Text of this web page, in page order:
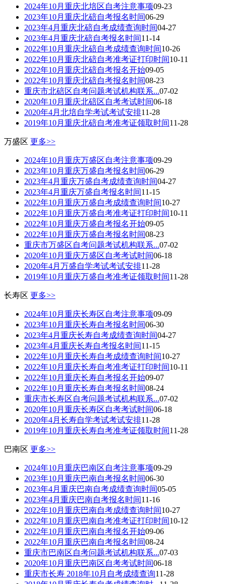
2024年10月重庆北培区自考注意事项09-23
2023年10月重庆北碚自考报名时间06-29
2023年4月重庆北碚自考成绩查询时间04-27
2023年4月重庆北碚自考报名时间11-14
2022年10月重庆北碚自考成绩查询时间10-26
2022年10月重庆北碚自考准考证打印时间10-11
2022年10月重庆北碚自考报名开始09-05
2022年10月重庆北碚自考报名时间08-23
重庆市北碚区自考问题考试机构联系...07-02
2020年10月重庆北碚区自考考试时间06-18
2020年4月北培自学考试考试安排11-28
2019年10月重庆北碚自考准考证领取时间11-28
万盛区 更多>>
2024年10月重庆万盛区自考注意事项09-29
2023年10月重庆万盛自考报名时间06-29
2023年4月重庆万盛自考成绩查询时间04-27
2023年4月重庆万盛自考报名时间11-15
2022年10月重庆万盛自考成绩查询时间10-27
2022年10月重庆万盛自考准考证打印时间10-11
2022年10月重庆万盛自考报名开始09-05
2022年10月重庆万盛自考报名时间08-23
重庆市万盛区自考问题考试机构联系...07-02
2020年10月重庆万盛区自考考试时间06-18
2020年4月万盛自学考试考试安排11-28
2019年10月重庆万盛自考准考证领取时间11-28
长寿区 更多>>
2024年10月重庆长寿区自考注意事项09-09
2023年10月重庆长寿自考报名时间06-30
2023年4月重庆长寿自考成绩查询时间04-27
2023年4月重庆长寿自考报名时间11-15
2022年10月重庆长寿自考成绩查询时间10-27
2022年10月重庆长寿自考准考证打印时间10-11
2022年10月重庆长寿自考报名开始09-07
2022年10月重庆长寿自考报名时间08-24
重庆市长寿区自考问题考试机构联系...07-02
2020年10月重庆长寿区自考考试时间06-18
2020年4月长寿自学考试考试安排11-28
2019年10月重庆长寿自考准考证领取时间11-28
巴南区 更多>>
2024年10月重庆巴南区自考注意事项09-29
2023年10月重庆巴南自考报名时间06-30
2023年4月重庆巴南自考成绩查询时间05-05
2023年4月重庆巴南自考报名时间11-16
2022年10月重庆巴南自考成绩查询时间10-27
2022年10月重庆巴南自考准考证打印时间10-12
2022年10月重庆巴南自考报名开始09-06
2022年10月重庆巴南自考报名时间08-24
重庆市巴南区自考问题考试机构联系...07-03
2020年10月重庆巴南区自考考试时间06-18
重庆市长寿 2018年10月自考成绩查询11-28